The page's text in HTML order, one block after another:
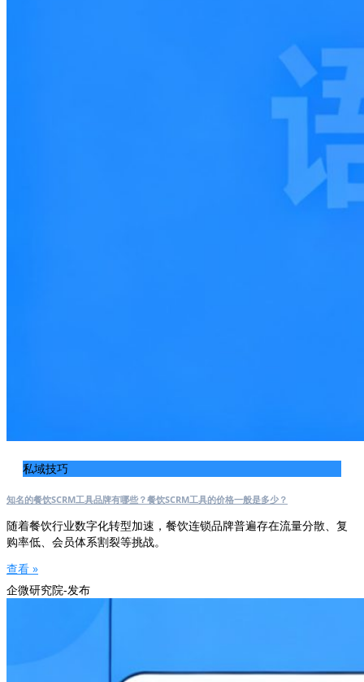
私域技巧
知名的餐饮SCRM工具品牌有哪些？餐饮SCRM工具的价格一般是多少？
随着餐饮行业数字化转型加速，餐饮连锁品牌普遍存在流量分散、复
购率低、会员体系割裂等挑战。
查看 »
企微研究院-发布